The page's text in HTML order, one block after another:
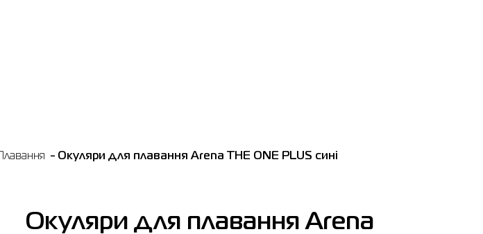
Плавання Окуляри для плавання Arena THE ONE PLUS сині
Окуляри для плавання Arena